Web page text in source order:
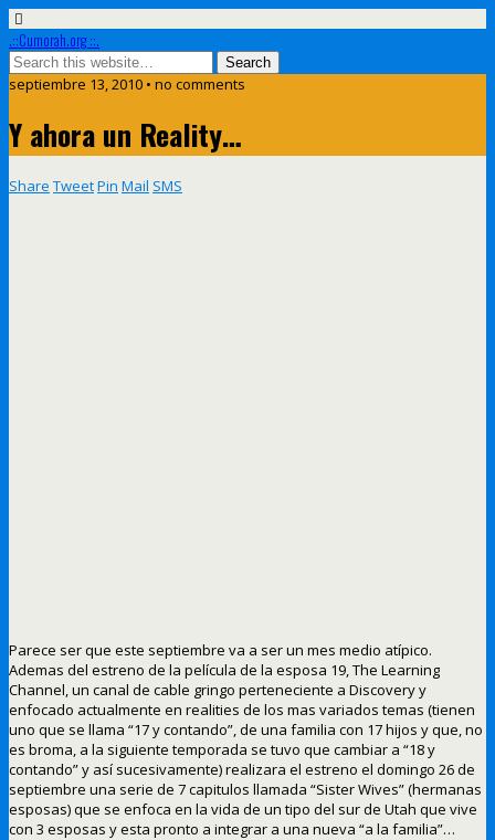
.::Cumorah.org ::.
septiembre 13, 2010 • no comments
Y ahora un Reality…
Share TweetPin Mail SMS
Parece ser que este septiembre va a ser un mes medio atípico.
Ademas del estreno de la película de la esposa 19, The Learning
Channel, un canal de cable gringo perteneciente a Discovery y
enfocado actualmente en realities de los mas variados temas (tienen
uno que se llama “17 y contando”, de una familia con 17 hijos y que, no
es broma, a la siguiente temporada se tuvo que cambiar a “18 y
contando” y así sucesivamente) realizara el estreno el domingo 26 de
septiembre una serie de 7 capitulos llamada “Sister Wives” (hermanas
esposas) que se enfoca en la vida de un tipo del sur de Utah que vive
con 3 esposas y esta pronto a integrar a una nueva “a la familia”…